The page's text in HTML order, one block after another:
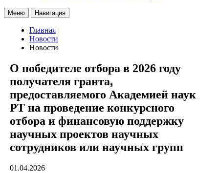
Меню Навигация
Главная
Новости
Новости
О победителе отбора в 2026 году
получателя гранта,
предоставляемого Академией наук
РТ на проведение конкурсного
отбора и финансовую поддержку
научных проектов научных
сотрудников или научных групп
01.04.2026